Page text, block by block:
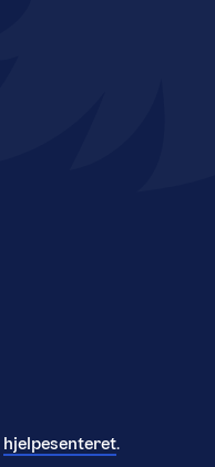
hjelpesenteret.